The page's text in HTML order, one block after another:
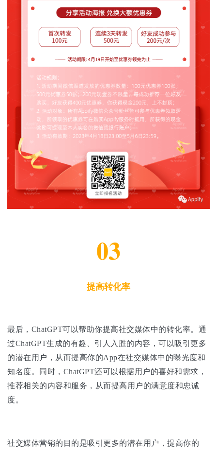
03
提高转化率
最后，ChatGPT可以帮助你提高社交媒体中的转化率。通
过ChatGPT生成的有趣、引人入胜的内容，可以吸引更多
的潜在用户，从而提高你的App在社交媒体中的曝光度和
知名度。同时，ChatGPT还可以根据用户的喜好和需求，
推荐相关的内容和服务，从而提高用户的满意度和忠诚
度。
社交媒体营销的目的是吸引更多的潜在用户，提高你的